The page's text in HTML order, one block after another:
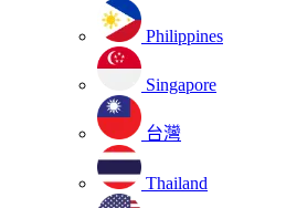
Philippines
Singapore
台灣
Thailand